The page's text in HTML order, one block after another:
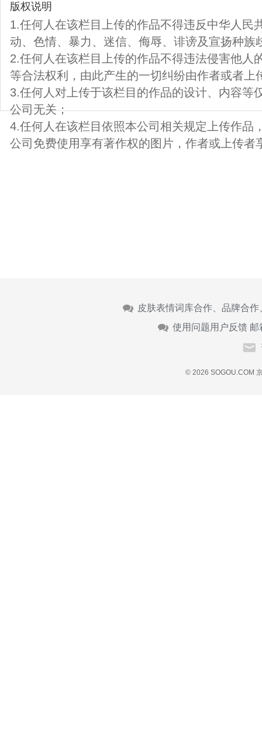
版权说明
1.任何人在该栏目上传的作品不得违反中华人民
动、色情、暴力、迷信、侮辱、诽谤及宣扬种族
2.任何人在该栏目上传的作品不得违法侵害他人
等合法权利，由此产生的一切纠纷由作者或者上
3.任何人对上传于该栏目的作品的设计、内容等
公司无关；
4.任何人在该栏目依照本公司相关规定上传作品
公司免费使用享有著作权的图片，作者或上传者
皮肤表情词库合作、品牌合
使用问题用户反馈 邮
© 2026 SOGOU.COM